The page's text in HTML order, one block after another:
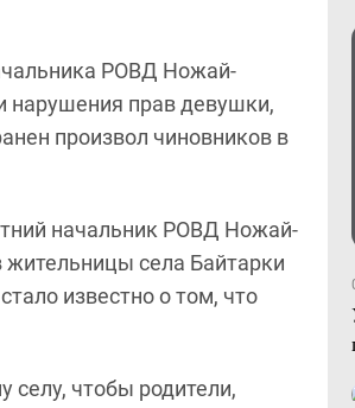
РОВД Ножай-
нарушения прав девушки,
произвол чиновников в
начальник РОВД Ножай-
жительницы села Байтарки
известно о том, что
селу, чтобы родители,